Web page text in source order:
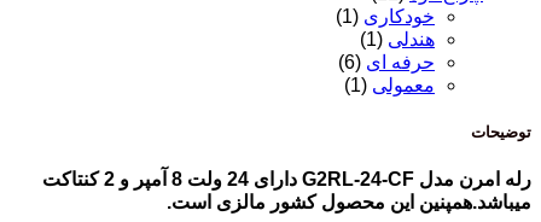
خودکاری (1)
هندلی (1)
حرفه ای (6)
معمولی (1)
توضیحات
رله امرن مدل G2RL-24-CF دارای 24 ولت 8 آمپر و 2 کنتاکت
میباشد.همپنین این محصول کشور مالزی است.